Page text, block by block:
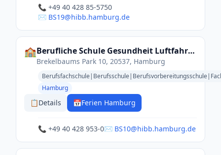
📞 +49 40 428 85-5750
✉️ BS19@hibb.hamburg.de
🏫 Berufliche Schule Gesundheit Luftfahrt Technik
Brekelbaums Park 10, 20537, Hamburg
Hamburg
📋Details 📅Ferien Hamburg
📞 +49 40 428 953-0✉️ BS10@hibb.hamburg.de